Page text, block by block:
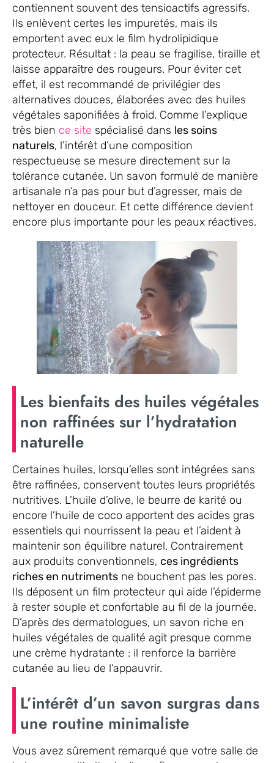
contiennent souvent des tensioactifs agressifs.
Ils enlèvent certes les impuretés, mais ils
emportent avec eux le film hydrolipidique
protecteur. Résultat : la peau se fragilise, tiraille et
laisse apparaître des rougeurs. Pour éviter cet
effet, il est recommandé de privilégier des
alternatives douces, élaborées avec des huiles
végétales saponifiées à froid. Comme l’explique
très bien ce site spécialisé dans les soins
naturels, l’intérêt d’une composition
respectueuse se mesure directement sur la
tolérance cutanée. Un savon formulé de manière
artisanale n’a pas pour but d’agresser, mais de
nettoyer en douceur. Et cette différence devient
encore plus importante pour les peaux réactives.
Les bienfaits des huiles végétales
non raffinées sur l’hydratation
naturelle
Certaines huiles, lorsqu’elles sont intégrées sans
être raffinées, conservent toutes leurs propriétés
nutritives. L’huile d’olive, le beurre de karité ou
encore l’huile de coco apportent des acides gras
essentiels qui nourrissent la peau et l’aident à
maintenir son équilibre naturel. Contrairement
aux produits conventionnels, ces ingrédients
riches en nutriments ne bouchent pas les pores.
Ils déposent un film protecteur qui aide l’épiderme
à rester souple et confortable au fil de la journée.
D’après des dermatologues, un savon riche en
huiles végétales de qualité agit presque comme
une crème hydratante : il renforce la barrière
cutanée au lieu de l’appauvrir.
L’intérêt d’un savon surgras dans
une routine minimaliste
Vous avez sûrement remarqué que votre salle de